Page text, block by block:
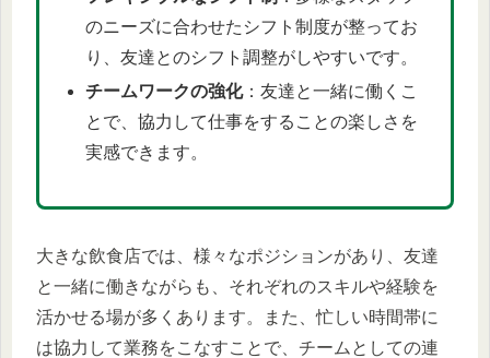
のニーズに合わせたシフト制度が整ってお
り、友達とのシフト調整がしやすいです。
チームワークの強化：友達と一緒に働くこ
とで、協力して仕事をすることの楽しさを
実感できます。
大きな飲食店では、様々なポジションがあり、友達
と一緒に働きながらも、それぞれのスキルや経験を
活かせる場が多くあります。また、忙しい時間帯に
は協力して業務をこなすことで、チームとしての連